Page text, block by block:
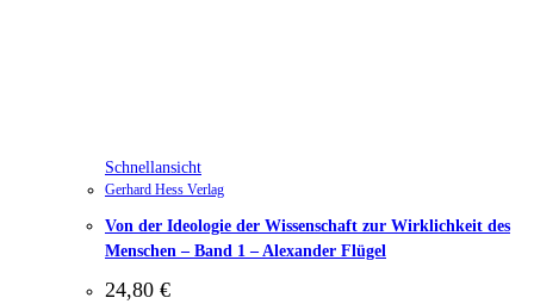
Schnellansicht
Gerhard Hess Verlag
Von der Ideologie der Wissenschaft zur Wirklichkeit des
Menschen – Band 1 – Alexander Flügel
24,80 €